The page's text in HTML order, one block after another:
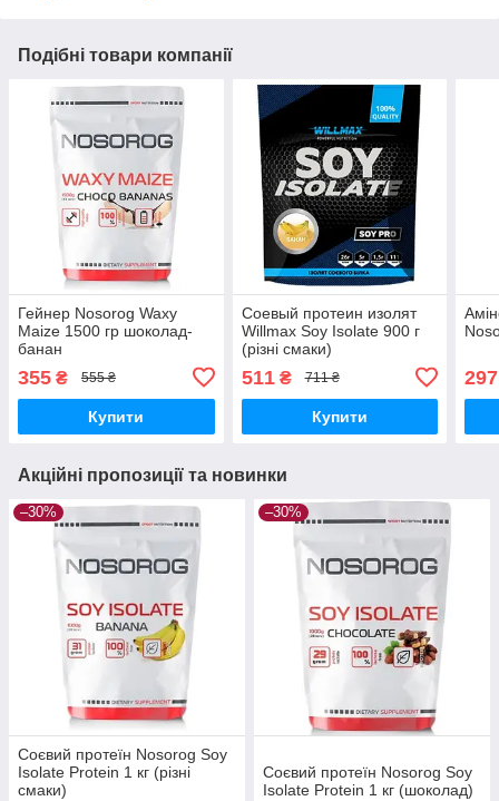
Подібні товари компанії
Гейнер Nosorog Waxy
Maize 1500 гр шоколад-
банан
355 ₴ 555 ₴
Купити
Соевый протеин изолят
Willmax Soy Isolate 900 г
(різні смаки)
511₴ 711 ₴
Купити
297
Акційні пропозиції та новинки
–30%
Соєвий протеїн Nosorog Soy
Isolate Protein 1 кг (різні
смаки)
–30%
Соєвий протеїн Nosorog Soy
Isolate Protein 1 кг (шоколад)